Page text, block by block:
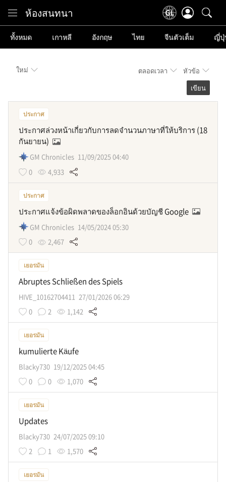
ห้องสนทนา
ทั้งหมด เกาหลี อังกฤษ ไทย จีนตัวเต็ม ญี่ปุ่
ใหม่ ตลอดเวลา
หัวข้อ
เขียน
ประกาศ
ประกาศล่วงหน้าเกี่ยวกับการลดจำนวนภาษาที่ให้บริการ (18
กันยายน)
GM Chronicles 11/09/2025 04:40
0
4,933
ประกาศ
ประกาศแจ้งข้อผิดพลาดของล็อกอินด้วยบัญชี Google
GM Chronicles 14/05/2024 05:30
0
2,467
เยอรมัน
Abruptes Schließen des Spiels
HIVE_10162704411 27/01/2026 06:29
0
2 1,142
เยอรมัน
kumulierte Käufe
Blacky730 19/12/2025 04:45
0
0 1,070
เยอรมัน
Updates
Blacky730 24/07/2025 09:10
2
1 1,570
เยอรมัน